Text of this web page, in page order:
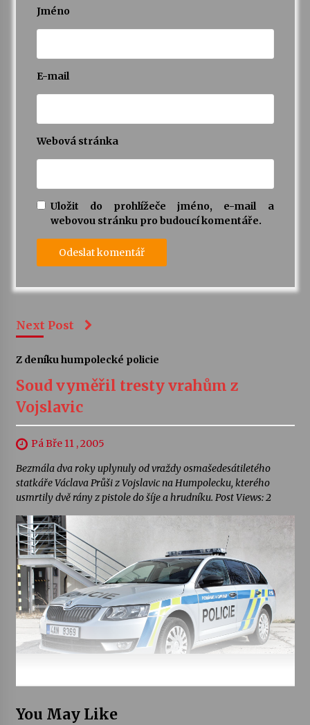
Jméno
E-mail
Webová stránka
Uložit do prohlížeče jméno, e-mail a
webovou stránku pro budoucí komentáře.
Next Post
Z deníku humpolecké policie
Soud vyměřil tresty vrahům z
Vojslavic
Pá Bře 11 , 2005
Bezmála dva roky uplynuly od vraždy osmašedesátiletého
statkáře Václava Průši z Vojslavic na Humpolecku, kterého
usmrtily dvě rány z pistole do šíje a hrudníku. Post Views: 2
You May Like